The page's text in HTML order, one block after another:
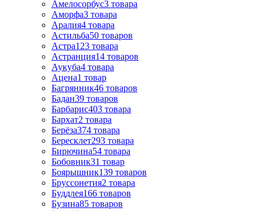
Амелосорбус3 товара
Аморфа3 товара
Аралия4 товара
Астильба50 товаров
Астра123 товара
Астранция14 товаров
Аукуба4 товара
Ацена1 товар
Багрянник46 товаров
Бадан39 товаров
Барбарис403 товара
Бархат2 товара
Берёза374 товара
Бересклет293 товара
Бирючина54 товара
Бобовник31 товар
Боярышник139 товаров
Бруссонетия2 товара
Буддлея166 товаров
Бузина85 товаров